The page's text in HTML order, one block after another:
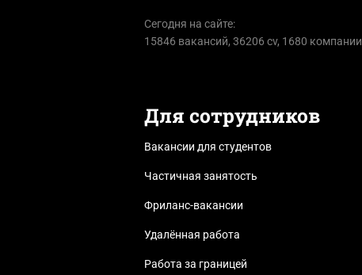
Сегодня на сайте:
15846 вакансий, 36206 cv, 1680 компании
Для сотрудников
Вакансии для студентов
Частичная занятость
Фриланс-вакансии
Удалённая работа
Работа за границей